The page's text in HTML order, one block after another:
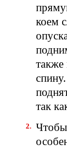
коем
также
так